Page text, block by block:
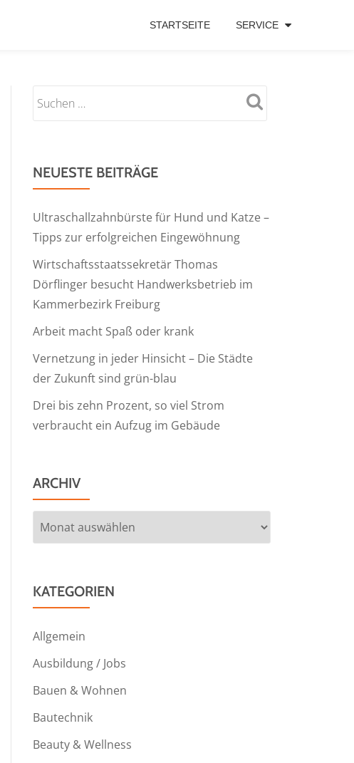
STARTSEITE SERVICE
NEUESTE BEITRÄGE
Ultraschallzahnbürste für Hund und Katze –
Tipps zur erfolgreichen Eingewöhnung
Wirtschaftsstaatssekretär Thomas
Dörflinger besucht Handwerksbetrieb im
Kammerbezirk Freiburg
Arbeit macht Spaß oder krank
Vernetzung in jeder Hinsicht – Die Städte
der Zukunft sind grün-blau
Drei bis zehn Prozent, so viel Strom
verbraucht ein Aufzug im Gebäude
ARCHIV
Archiv
KATEGORIEN
Allgemein
Ausbildung / Jobs
Bauen & Wohnen
Bautechnik
Beauty & Wellness